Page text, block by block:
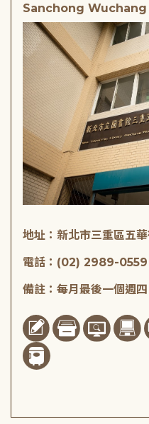
Sanchong Wuchang
地址：新北市三重區五
電話：(02) 2989-0559
備註：每月最後一個週